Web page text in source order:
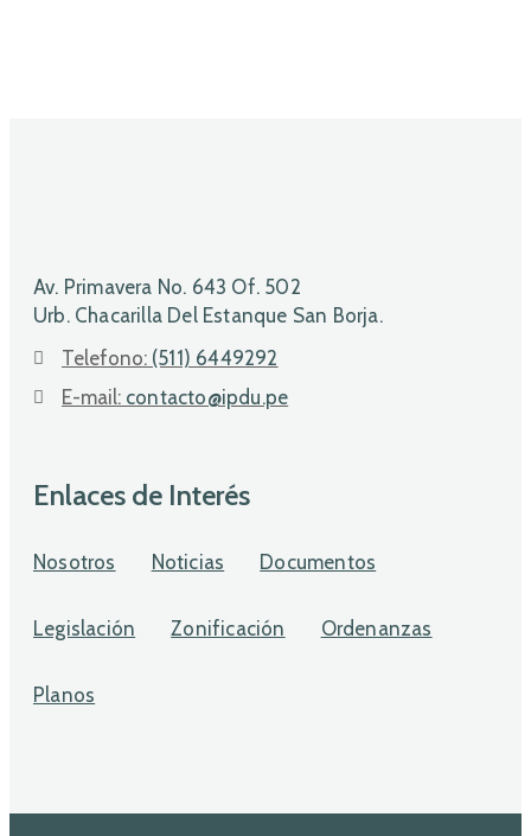
Av. Primavera No. 643 Of. 502
Urb. Chacarilla Del Estanque San Borja.
Telefono: (511) 6449292
E-mail: contacto@ipdu.pe
Enlaces de Interés
Nosotros Noticias Documentos
Legislación Zonificación Ordenanzas
Planos